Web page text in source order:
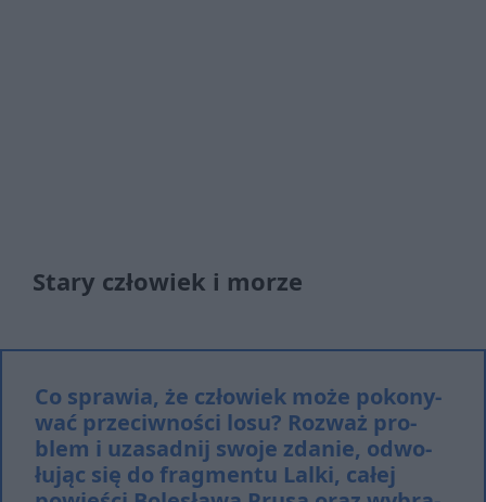
Stary człowiek i morze
Co spra­wia, że czło­wiek może po­ko­ny­
wać prze­ciw­no­ści losu? Roz­waż pro­
blem i uza­sad­nij swo­je zda­nie, od­wo­
łu­jąc się do fragmentu Lalki, całej